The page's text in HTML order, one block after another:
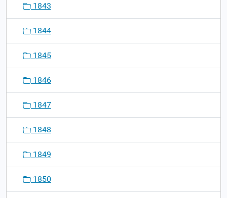
1843
1844
1845
1846
1847
1848
1849
1850